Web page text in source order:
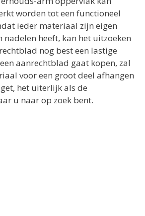
worden tot een functioneel
ieder materiaal zijn eigen
nadelen heeft, kan het uitzoeken
nog best een lastige
aanrechtblad gaat kopen, zal
voor een groot deel afhangen
het uiterlijk als de
u naar op zoek bent.